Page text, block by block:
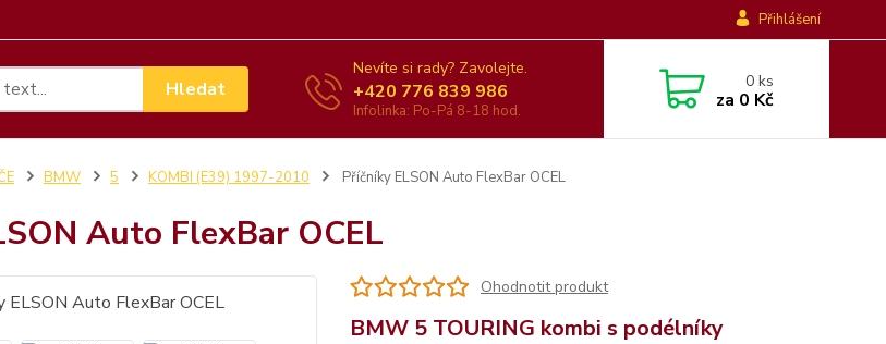
Přihlášení
Hledat
Nevíte si rady? Zavolejte.
+420 776 839 986
Infolinka: Po-Pá 8-18 hod.
0ks
za 0 Kč
BMW 5 KOMBI (E39) 1997-2010 Příčníky ELSON Auto FlexBar OCEL
Auto FlexBar OCEL
Ohodnotit produkt
BMW 5 TOURING kombi s podélníky